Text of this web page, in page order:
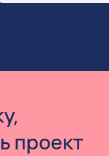
проект